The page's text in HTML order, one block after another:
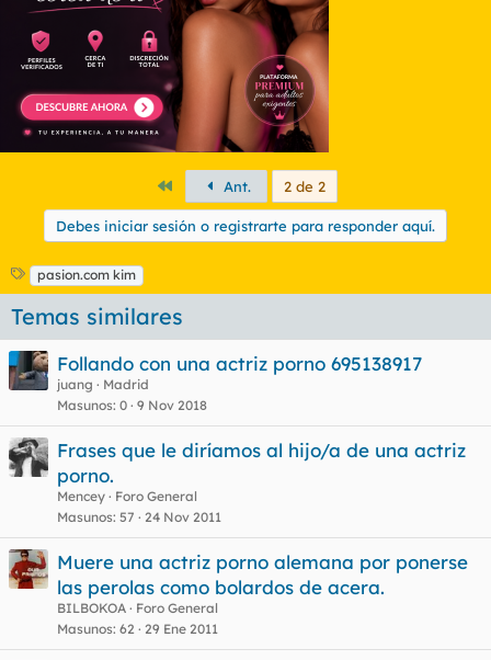
PrimeroAnt. 2 de 2
Debes iniciar sesión o registrarte para responder aquí.
E
t
i
q
u
e
t
s
pasion.com kim
Temas similares
Follando con una actriz porno 695138917
juang
Madrid
Masunos 0 9 Nov 2018
Frases que le diríamos al hijo/a de una actriz
porno.
Mencey
Foro General
Masunos 57 24 Nov 2011
Muere una actriz porno alemana por ponerse
las perolas como bolardos de acera.
BILBOKOA
Foro General
Masunos 62 29 Ene 2011